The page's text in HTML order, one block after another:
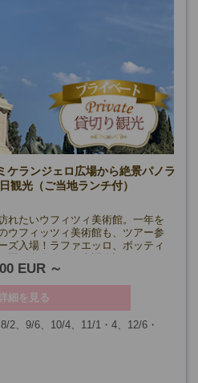
ケランジェロ広場から絶景パノラ
観光（ご当地ランチ付）
れたいウフィツィ美術館。一年を
ウフィッツィ美術館も、ツアー参
ズ入場！ラファエッロ、ボッティ
すく解説します。
EUR
詳細を見る
2、9/6、10/4、11/1・4、12/6・
フィッツィ美術館無料開放日を除